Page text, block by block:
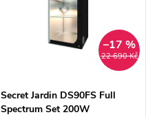
22 690 Kč
–17 %
Secret Jardin DS90FS Full
Spectrum Set 200W